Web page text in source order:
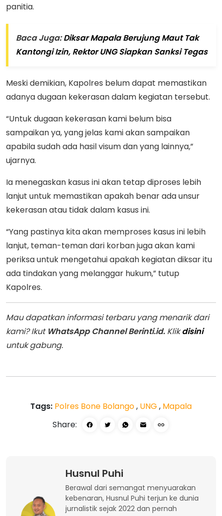
panitia.
Baca Juga:Diksar Mapala Berujung Maut Tak
Kantongi Izin, Rektor UNG Siapkan Sanksi Tegas
Meski demikian, Kapolres belum dapat memastikan
adanya dugaan kekerasan dalam kegiatan tersebut.
“Untuk dugaan kekerasan kami belum bisa
sampaikan ya, yang jelas kami akan sampaikan
apabila sudah ada hasil visum dan yang lainnya,”
ujarnya.
Ia menegaskan kasus ini akan tetap diproses lebih
lanjut untuk memastikan apakah benar ada unsur
kekerasan atau tidak dalam kasus ini.
“Yang pastinya kita akan memproses kasus ini lebih
lanjut, teman-teman dari korban juga akan kami
periksa untuk mengetahui apakah kegiatan diksar itu
ada tindakan yang melanggar hukum,” tutup
Kapolres.
Mau dapatkan informasi terbaru yang menarik dari
kami? Ikut WhatsApp Channel Berinti.id. Klikdisini
untuk gabung.
Tags: Polres Bone Bolango, UNG , Mapala
Share:
Husnul Puhi
Berawal dari semangat menyuarakan
kebenaran, Husnul Puhi terjun ke dunia
jurnalistik sejak 2022 dan pernah